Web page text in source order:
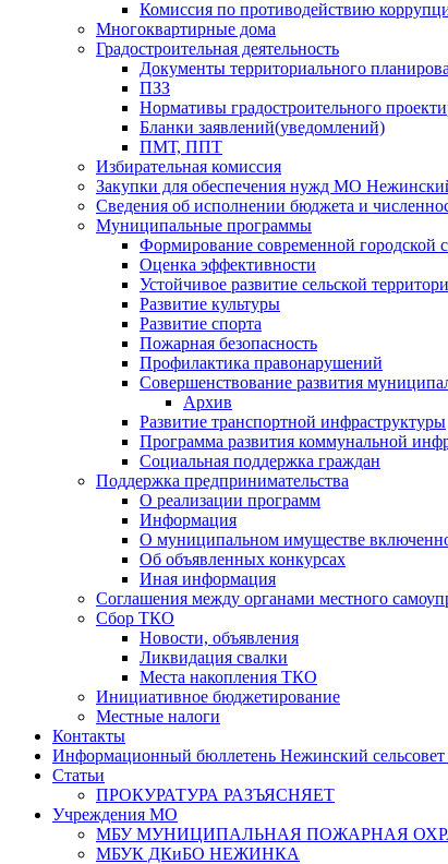
Комиссия по противодействию
Многоквартирные дома
Градостроительная деятельность
Документы территориального
ПЗЗ
Нормативы градостроительного
Бланки заявлений(уведомлений)
ПМТ, ППТ
Избирательная комиссия
Закупки для обеспечения нужд МО
Сведения об исполнении бюджета и
Муниципальные программы
Формирование современной городской
Оценка эффективности
Устойчивое развитие сельской
Развитие культуры
Развитие спорта
Пожарная безопасность
Профилактика правонарушений
Совершенствование развития
Архив
Развитие транспортной инфраструктуры
Программа развития коммунальной
Социальная поддержка граждан
Поддержка предпринимательства
О реализации программ
Информация
О муниципальном имуществе
Об объявленных конкурсах
Иная информация
Соглашения между органами местного
Сбор ТКО
Новости, объявления
Ликвидация свалки
Места накопления ТКО
Инициативное бюджетирование
Местные налоги
Контакты
Информационный бюллетень Нежинский сельсовет
Статьи
ПРОКУРАТУРА РАЗЪЯСНЯЕТ
Учреждения МО
МБУ МУНИЦИПАЛЬНАЯ ПОЖАРНАЯ
МБУК ДКиБО НЕЖИНКА